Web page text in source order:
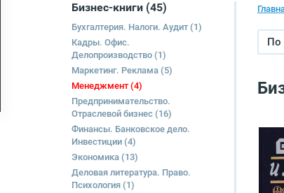
Бизнес-книги (45)
Бухгалтерия. Налоги. Аудит(1)
Кадры. Офис.
Делопроизводство (1)
Маркетинг. Реклама (5)
Менеджмент(4)
Предпринимательство.
Отраслевой бизнес (16)
Финансы. Банковское дело.
Инвестиции (4)
Экономика (13)
Деловая литература. Право.
Психология (1)
По